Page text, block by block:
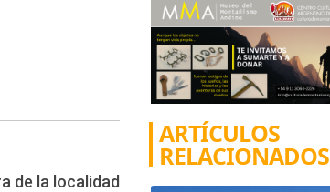
de la localidad
ARTÍCULOS
RELACIONADOS